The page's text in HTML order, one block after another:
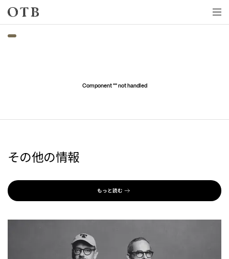
Skip to main content
Component "" not handled
その他の情報
もっと読む